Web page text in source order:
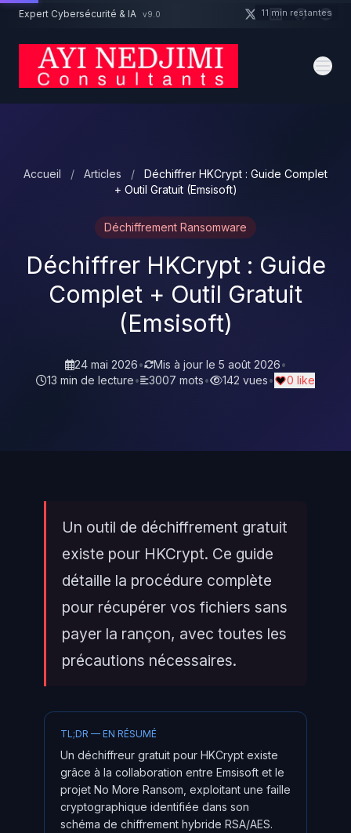
Aller au contenu principal
Expert Cybersécurité & IA v9.0
Accueil / Articles /
Déchiffrer HKCrypt : Guide Complet
+ Outil Gratuit (Emsisoft)
Déchiffrement Ransomware
Déchiffrer HKCrypt : Guide
Complet + Outil Gratuit
(Emsisoft)
24 mai 2026• Mis à jour le 5 août 2026•
13 min de lecture• 3007 mots• 142 vues• 0 like
Un outil de déchiffrement gratuit
existe pour HKCrypt. Ce guide
détaille la procédure complète
pour récupérer vos fichiers sans
payer la rançon, avec toutes les
précautions nécessaires.
TL;DR — EN RÉSUMÉ
Un déchiffreur gratuit pour HKCrypt existe
grâce à la collaboration entre Emsisoft et le
projet No More Ransom, exploitant une faille
cryptographique identifiée dans son
schéma de chiffrement hybride RSA/AES.
Un projet cybersécurité ? 11 min restantes